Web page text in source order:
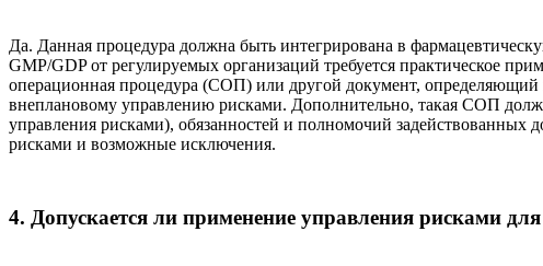
Да. Данная процедура должна быть интегрирована в
GMP/GDP от регулируемых организаций требуется практическое
операционная процедура (СОП) или другой документ,
внеплановому управлению рисками. Дополнительно, такая СОП
управления рисками), обязанностей и полномочий
рисками и возможные исключения.
4. Допускается ли применение управления рисками